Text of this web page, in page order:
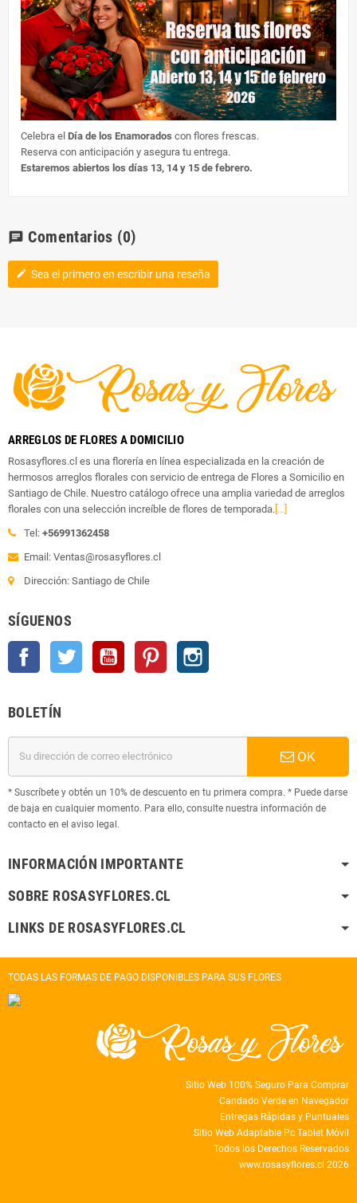
Celebra el Día de los Enamorados con flores frescas.
Reserva con anticipación y asegura tu entrega.
Estaremos abiertos los días 13, 14 y 15 de febrero.
chat Comentarios (0)
edit Sea el primero en escribir una reseña
ARREGLOS DE FLORES A DOMICILIO
Rosasyflores.cl es una florería en línea especializada en la creación de
hermosos arreglos florales con servicio de entrega de Flores a Somicilio en
Santiago de Chile. Nuestro catálogo ofrece una amplia variedad de arreglos
florales con una selección increíble de flores de temporada. [...]
Tel: +56991362458
Email: Ventas@rosasyflores.cl
Dirección: Santiago de Chile
SÍGUENOS
Facebook Twitter YouTube Pinterest
BOLETÍN
OK
* Suscríbete y obtén un 10% de descuento en tu primera compra. * Puede darse
de baja en cualquier momento. Para ello, consulte nuestra información de
contacto en el aviso legal.
INFORMACIÓN IMPORTANTE
SOBRE ROSASYFLORES.CL
LINKS DE ROSASYFLORES.CL
TODAS LAS FORMAS DE PAGO DISPONIBLES PARA SUS FLORES
Sitio Web 100% Seguro Para Comprar
Candado Verde en Navegador
Entregas Rápidas y Puntuales
Sitio Web Adaptable Pc Tablet Móvil
Todos los Derechos Reservados
www.rosasyflores.cl 2026